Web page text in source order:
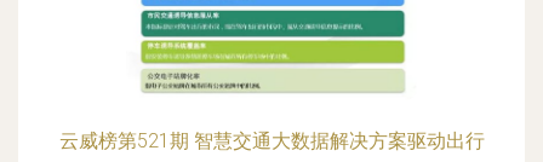
云威榜第521期 智慧交通大数据解决方案驱动出行